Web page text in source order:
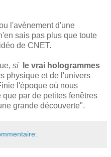
l'avènement d'une
sais pas plus que toute
de CNET.
si
le vrai hologrammes
physique et de l'univers
l'époque où nous
par de petites fenêtres
grande découverte".